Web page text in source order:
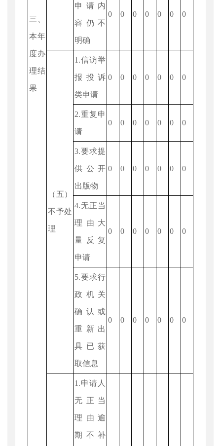
三、
本年
度办
理结
果
申请内
容仍不
明确
0 0 0 0 0 0 0
（五）
不予处
理
1.信访举
报投诉
类申请
0 0 0 0 0 0 0
2.重复申
请
0 0 0 0 0 0 0
3.要求提
供公开
出版物
0 0 0 0 0 0 0
4.无正当
理由大
量反复
申请
0 0 0 0 0 0 0
5.要求行
政机关
确认或
重新出
具已获
取信息
0 0 0 0 0 0 0
1.申请人
无正当
理由逾
期不补